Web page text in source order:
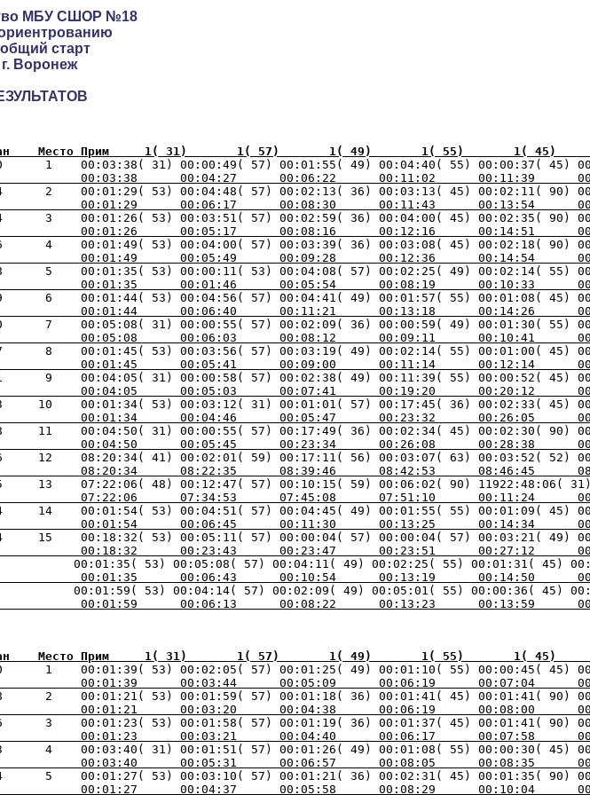
МБУ СШОР №18
старт
г. Воронеж
Место Прим     1( 31)       1( 57)       1( 49)       1( 55)
00:03:38      00:04:27      00:06:22      00:11:02      00:11:39
00:01:29      00:06:17      00:08:30      00:11:43      00:13:54
00:01:26      00:05:17      00:08:16      00:12:16      00:14:51
00:01:49      00:05:49      00:09:28      00:12:36      00:14:54
00:01:35      00:01:46      00:05:54      00:08:19      00:10:33
00:01:44      00:06:40      00:11:21      00:13:18      00:14:26
00:05:08      00:06:03      00:08:12      00:09:11      00:10:41
00:01:45      00:05:41      00:09:00      00:11:14      00:12:14
00:04:05      00:05:03      00:07:41      00:19:20      00:20:12
00:01:34      00:04:46      00:05:47      00:23:32      00:26:05
00:04:50      00:05:45      00:23:34      00:26:08      00:28:38
08:20:34      08:22:35      08:39:46      08:42:53      08:46:45
07:22:06      07:34:53      07:45:08      07:51:10      00:11:24
00:01:54      00:06:45      00:11:30      00:13:25      00:14:34
00:18:32      00:23:43      00:23:47      00:23:51      00:27:12
00:01:35      00:06:43      00:10:54      00:13:19      00:14:50
00:01:59      00:06:13      00:08:22      00:13:23      00:13:59
Место Прим     1( 31)       1( 57)       1( 49)       1( 55)
00:01:39      00:03:44      00:05:09      00:06:19      00:07:04
00:01:21      00:03:20      00:04:38      00:06:19      00:08:00
00:01:23      00:03:21      00:04:40      00:06:17      00:07:58
00:03:40      00:05:31      00:06:57      00:08:05      00:08:35
00:01:27      00:04:37      00:05:58      00:08:29      00:10:04